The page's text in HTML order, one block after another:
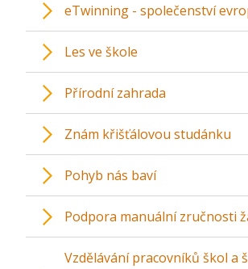
eTwinning - společenství
Les ve škole
Přírodní zahrada
Znám křišťálovou studánku
Pohyb nás baví
Podpora manuální zručnosti
Vzdělávání pracovníků škol a